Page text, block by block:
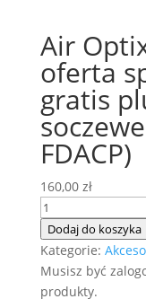
Air
oferta
gratis
FDACP)
160,00 zł
ilość
Air
Optix
Toric
6szt
Dodaj do koszyka
Kategorie:
Musisz być
produkty.